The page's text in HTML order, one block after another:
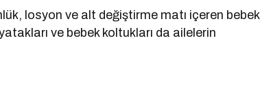
losyon ve alt değiştirme matı içeren bebek
ve bebek koltukları da ailelerin